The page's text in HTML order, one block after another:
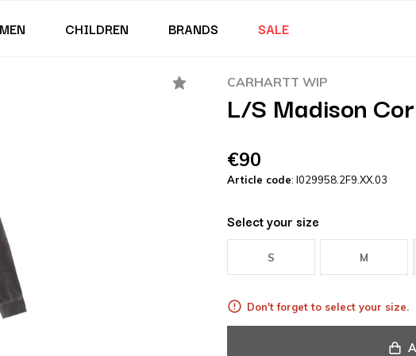
MEN CHILDREN BRANDS SALE
CARHARTT WIP
L/S Madison
€90
Article code: I029958.2F9.XX.03
Select your size
S M
Don't forget to select your size.